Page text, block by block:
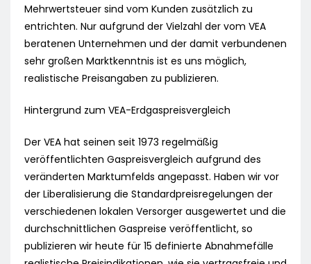
Mehrwertsteuer sind vom Kunden zusätzlich zu
entrichten. Nur aufgrund der Vielzahl der vom VEA
beratenen Unternehmen und der damit verbundenen
sehr großen Marktkenntnis ist es uns möglich,
realistische Preisangaben zu publizieren.
Hintergrund zum VEA-Erdgaspreisvergleich
Der VEA hat seinen seit 1973 regelmäßig
veröffentlichten Gaspreisvergleich aufgrund des
veränderten Marktumfelds angepasst. Haben wir vor
der Liberalisierung die Standardpreisregelungen der
verschiedenen lokalen Versorger ausgewertet und die
durchschnittlichen Gaspreise veröffentlicht, so
publizieren wir heute für 15 definierte Abnahmefälle